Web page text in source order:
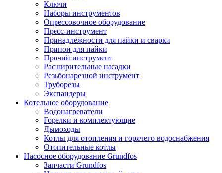
Ключи
Наборы инструментов
Опрессовочное оборудование
Пресс-инструмент
Принадлежности для пайки и сварки
Припои для пайки
Прочий инструмент
Расширительные насадки
Резьбонарезной инструмент
Труборезы
Экспандеры
Котельное оборудование
Водонагреватели
Горелки и комплектующие
Дымоходы
Котлы для отопления и горячего водоснабжения
Отопительные котлы
Насосное оборудование Grundfos
Запчасти Grundfos